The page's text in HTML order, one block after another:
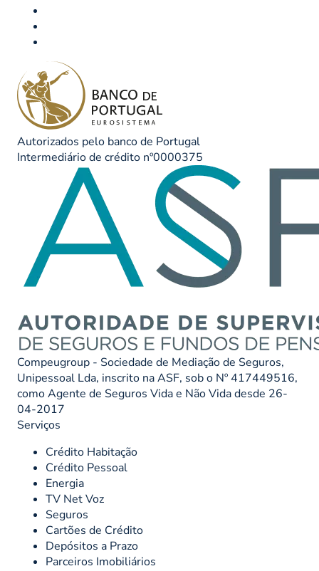
Autorizados pelo banco de Portugal
Intermediário de crédito nº0000375
Compeugroup - Sociedade de Mediação de Seguros,
Unipessoal Lda, inscrito na ASF, sob o Nº 417449516,
como Agente de Seguros Vida e Não Vida desde 26-
04-2017
Serviços
Crédito Habitação
Crédito Pessoal
Energia
TV Net Voz
Seguros
Cartões de Crédito
Depósitos a Prazo
Parceiros Imobiliários